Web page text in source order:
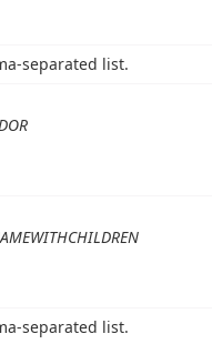
separated list.
separated list.